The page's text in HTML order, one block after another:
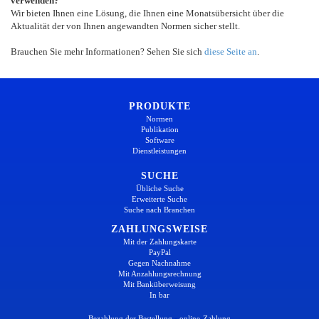
Wir bieten Ihnen eine Lösung, die Ihnen eine Monatsübersicht über die
Aktualität der von Ihnen angewandten Normen sicher stellt.
Brauchen Sie mehr Informationen? Sehen Sie sich diese Seite an
PRODUKTE
Normen
Publikation
Software
Dienstleistungen
SUCHE
Übliche Suche
Erweiterte Suche
Suche nach Branchen
ZAHLUNGSWEISE
Mit der Zahlungskarte
PayPal
Gegen Nachnahme
Mit Anzahlungsrechnung
Mit Banküberweisung
In bar